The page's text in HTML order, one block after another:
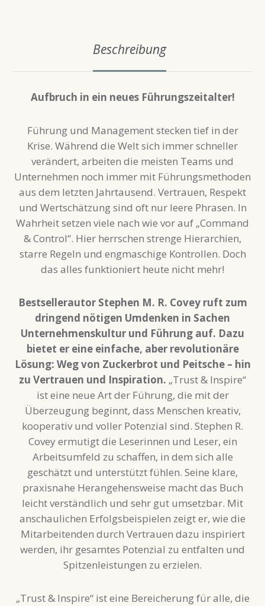
Beschreibung
Aufbruch in ein neues Führungszeitalter!
Führung und Management stecken tief in der
Krise. Während die Welt sich immer schneller
verändert, arbeiten die meisten Teams und
Unternehmen noch immer mit Führungsmethoden
aus dem letzten Jahrtausend. Vertrauen, Respekt
und Wertschätzung sind oft nur leere Phrasen. In
Wahrheit setzen viele nach wie vor auf „Command
& Control“. Hier herrschen strenge Hierarchien,
starre Regeln und engmaschige Kontrollen. Doch
das alles funktioniert heute nicht mehr!
Bestsellerautor Stephen M. R. Covey ruft zum
dringend nötigen Umdenken in Sachen
Unternehmenskultur und Führung auf. Dazu
bietet er eine einfache, aber revolutionäre
Lösung: Weg von Zuckerbrot und Peitsche – hin
zu Vertrauen und Inspiration. „Trust & Inspire“
ist eine neue Art der Führung, die mit der
Überzeugung beginnt, dass Menschen kreativ,
kooperativ und voller Potenzial sind. Stephen R.
Covey ermutigt die Leserinnen und Leser, ein
Arbeitsumfeld zu schaffen, in dem sich alle
geschätzt und unterstützt fühlen. Seine klare,
praxisnahe Herangehensweise macht das Buch
leicht verständlich und sehr gut umsetzbar. Mit
anschaulichen Erfolgsbeispielen zeigt er, wie die
Mitarbeitenden durch Vertrauen dazu inspiriert
werden, ihr gesamtes Potenzial zu entfalten und
Spitzenleistungen zu erzielen.
„Trust & Inspire“ ist eine Bereicherung für alle, die